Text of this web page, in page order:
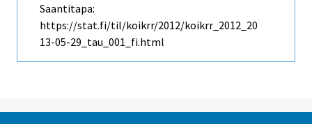
Saantitapa:
https://stat.fi/til/koikrr/2012/koikrr_2012_20
13-05-29_tau_001_fi.html